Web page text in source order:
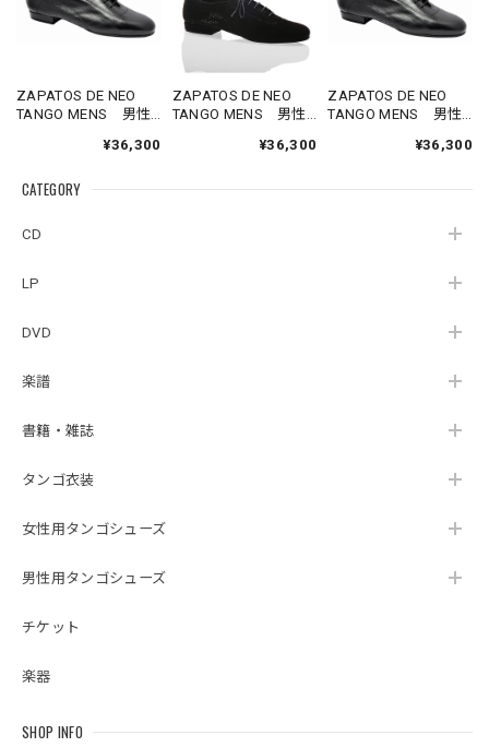
CATEGORY
CD
LP
DVD
楽譜
書籍・雑誌
タンゴ衣装
女性用タンゴシューズ
男性用タンゴシューズ
チケット
楽器
SHOP INFO
ZAPATOS DE NEO
TANGO MENS 男性
黒レザー（約28cm）
¥36,300
ZAPATOS DE NEO
TANGO MENS 男性
黒やわらかスエード
¥36,300
ZAPATOS DE NEO
TANGO MENS 男性
黒レザー（約29cm）
¥36,300